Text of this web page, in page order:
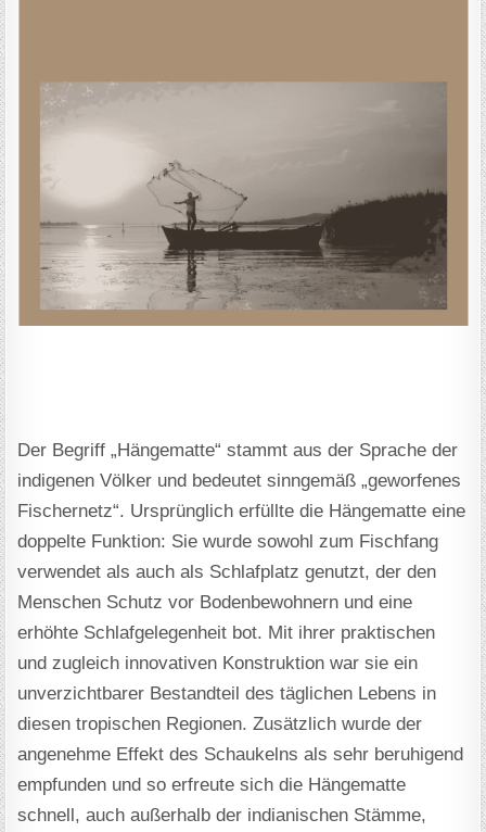
Der Begriff „Hängematte“ stammt aus der Sprache der
indigenen Völker und bedeutet sinngemäß „geworfenes
Fischernetz“. Ursprünglich erfüllte die Hängematte eine
doppelte Funktion: Sie wurde sowohl zum Fischfang
verwendet als auch als Schlafplatz genutzt, der den
Menschen Schutz vor Bodenbewohnern und eine
erhöhte Schlafgelegenheit bot. Mit ihrer praktischen
und zugleich innovativen Konstruktion war sie ein
unverzichtbarer Bestandteil des täglichen Lebens in
diesen tropischen Regionen. Zusätzlich wurde der
angenehme Effekt des Schaukelns als sehr beruhigend
empfunden und so erfreute sich die Hängematte
schnell, auch außerhalb der indianischen Stämme,